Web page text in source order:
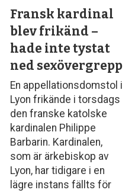
Fransk kardinal
blev frikänd –
hade inte tystat
ned sexövergrepp
En appellationsdomstol i
Lyon frikände i torsdags
den franske katolske
kardinalen Philippe
Barbarin. Kardinalen,
som är ärkebiskop av
Lyon, har tidigare i en
lägre instans fällts för